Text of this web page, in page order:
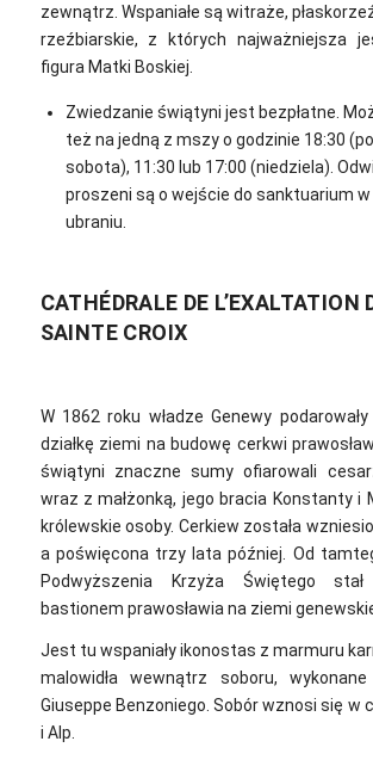
zewnątrz. Wspaniałe są witraże,
rzeźbiarskie, z których najważniejsza
figura Matki Boskiej.
Zwiedzanie świątyni jest bezpłatne.
też na jedną z mszy o godzinie 18:30
sobota), 11:30 lub 17:00 (niedziela).
proszeni są o wejście do sanktuarium
ubraniu.
CATHÉDRALE DE L’EXALTATION
SAINTE CROIX
W 1862 roku władze Genewy
działkę ziemi na budowę cerkwi
świątyni znaczne sumy ofiarowali
wraz z małżonką, jego bracia Konstanty i
królewskie osoby. Cerkiew została
a poświęcona trzy lata później. Od
Podwyższenia Krzyża Świętego
bastionem prawosławia na ziemi
Jest tu wspaniały ikonostas z marmuru
malowidła wewnątrz soboru,
Giuseppe Benzoniego.Sobór wznosi się w
i Alp.